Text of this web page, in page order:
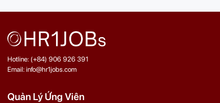
Hotline: (+84) 906 926 391
Email: info@hr1jobs.com
Quản Lý Ứng Viên